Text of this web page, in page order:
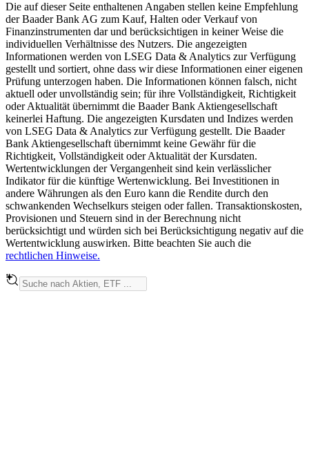
Die auf dieser Seite enthaltenen Angaben stellen keine Empfehlung
der Baader Bank AG zum Kauf, Halten oder Verkauf von
Finanzinstrumenten dar und berücksichtigen in keiner Weise die
individuellen Verhältnisse des Nutzers. Die angezeigten
Informationen werden von LSEG Data & Analytics zur Verfügung
gestellt und sortiert, ohne dass wir diese Informationen einer eigenen
Prüfung unterzogen haben. Die Informationen können falsch, nicht
aktuell oder unvollständig sein; für ihre Vollständigkeit, Richtigkeit
oder Aktualität übernimmt die Baader Bank Aktiengesellschaft
keinerlei Haftung. Die angezeigten Kursdaten und Indizes werden
von LSEG Data & Analytics zur Verfügung gestellt. Die Baader
Bank Aktiengesellschaft übernimmt keine Gewähr für die
Richtigkeit, Vollständigkeit oder Aktualität der Kursdaten.
Wertentwicklungen der Vergangenheit sind kein verlässlicher
Indikator für die künftige Wertenwicklung. Bei Investitionen in
andere Währungen als den Euro kann die Rendite durch den
schwankenden Wechselkurs steigen oder fallen. Transaktionskosten,
Provisionen und Steuern sind in der Berechnung nicht
berücksichtigt und würden sich bei Berücksichtigung negativ auf die
Wertentwicklung auswirken. Bitte beachten Sie auch die
rechtlichen Hinweise.